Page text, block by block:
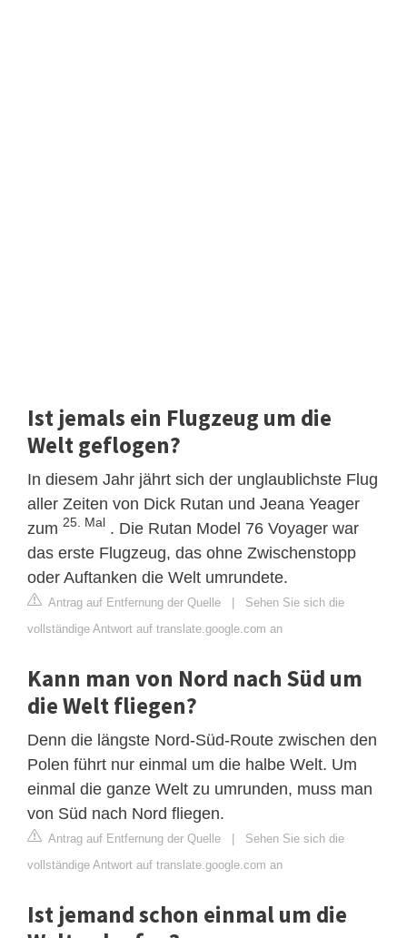
Ist jemals ein Flugzeug um die
Welt geflogen?
In diesem Jahr jährt sich der unglaublichste Flug
aller Zeiten von Dick Rutan und Jeana Yeager
zum 25. Mal . Die Rutan Model 76 Voyager war
das erste Flugzeug, das ohne Zwischenstopp
oder Auftanken die Welt umrundete.
Antrag auf Entfernung der Quelle | Sehen Sie sich die
vollständige Antwort auf translate.google.com an
Kann man von Nord nach Süd um
die Welt fliegen?
Denn die längste Nord-Süd-Route zwischen den
Polen führt nur einmal um die halbe Welt. Um
einmal die ganze Welt zu umrunden, muss man
von Süd nach Nord fliegen.
Antrag auf Entfernung der Quelle | Sehen Sie sich die
vollständige Antwort auf translate.google.com an
Ist jemand schon einmal um die